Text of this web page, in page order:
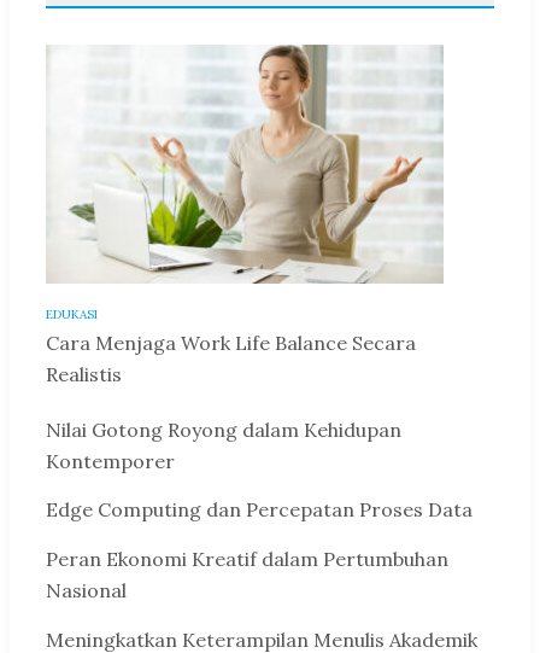
EDUKASI
Cara Menjaga Work Life Balance Secara
Realistis
Nilai Gotong Royong dalam Kehidupan
Kontemporer
Edge Computing dan Percepatan Proses Data
Peran Ekonomi Kreatif dalam Pertumbuhan
Nasional
Meningkatkan Keterampilan Menulis Akademik